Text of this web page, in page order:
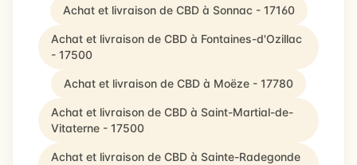
Achat et livraison de CBD à Sonnac - 17160
Achat et livraison de CBD à Fontaines-d'Ozillac
- 17500
Achat et livraison de CBD à Moëze - 17780
Achat et livraison de CBD à Saint-Martial-de-
Vitaterne - 17500
Achat et livraison de CBD à Sainte-Radegonde